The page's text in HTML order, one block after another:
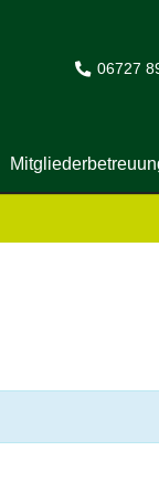
06727